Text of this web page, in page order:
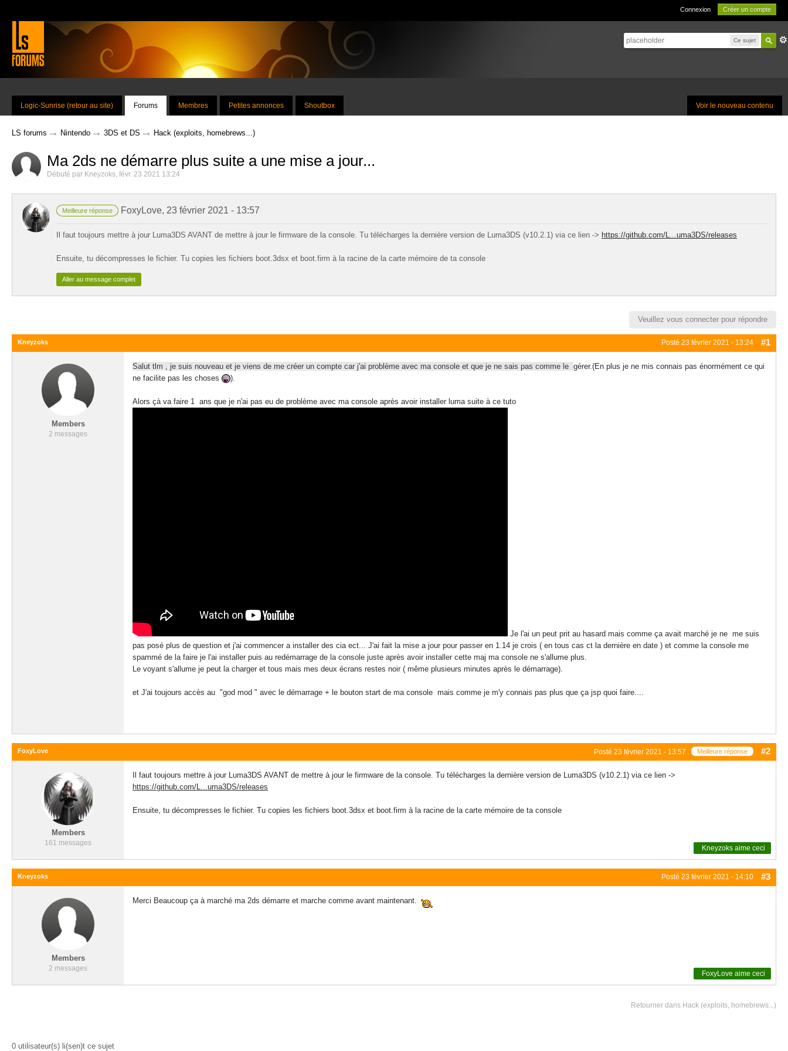
Connexion Créer un compte
Ce sujet
Voir le nouveau contenu
Logic-Sunrise (retour au site) Forums Membres Petites annonces Shoutbox
LS forums → Nintendo → 3DS et DS → Hack (exploits, homebrews...)
Ma 2ds ne démarre plus suite a une mise a jour...
Débuté par Kneyzoks, févr. 23 2021 13:24
Meilleure réponse FoxyLove, 23 février 2021 - 13:57
Il faut toujours mettre à jour Luma3DS AVANT de mettre à jour le firmware de la console. Tu télécharges la dernière version de Luma3DS (v10.2.1) via ce lien -> https://github.com/L...uma3DS/releases
Ensuite, tu décompresses le fichier. Tu copies les fichiers boot.3dsx et boot.firm à la racine de la carte mémoire de ta console
Aller au message complet
Veuillez vous connecter pour répondre
Posté 23 février 2021 - 13:24 #1
Kneyzoks
Members
2 messages
Salut tlm , je suis nouveau et je viens de me créer un compte car j'ai problème avec ma console et que je ne sais pas comme le gérer.(En plus je ne mis connais pas énormément ce qui
ne facilite pas les choses
).
Alors çà va faire 1 ans que je n'ai pas eu de problème avec ma console après avoir installer luma suite à ce tuto
Je l'ai un peut prit au hasard mais comme ça avait marché je ne me suis
pas posé plus de question et j'ai commencer a installer des cia ect... J'ai fait la mise a jour pour passer en 1.14 je crois ( en tous cas ct la dernière en date ) et comme la console me
spammé de la faire je l'ai installer puis au redémarrage de la console juste après avoir installer cette maj ma console ne s'allume plus.
Le voyant s'allume je peut la charger et tous mais mes deux écrans restes noir ( même plusieurs minutes après le démarrage).
et J'ai toujours accès au "god mod " avec le démarrage + le bouton start de ma console mais comme je m'y connais pas plus que ça jsp quoi faire....
Posté 23 février 2021 - 13:57 Meilleure réponse #2
FoxyLove
Members
161 messages
Il faut toujours mettre à jour Luma3DS AVANT de mettre à jour le firmware de la console. Tu télécharges la dernière version de Luma3DS (v10.2.1) via ce lien ->
https://github.com/L...uma3DS/releases
Ensuite, tu décompresses le fichier. Tu copies les fichiers boot.3dsx et boot.firm à la racine de la carte mémoire de ta console
Kneyzoks aime ceci
Posté 23 février 2021 - 14:10 #3
Kneyzoks
Members
2 messages
Merci Beaucoup ça à marché ma 2ds démarre et marche comme avant maintenant.
FoxyLove aime ceci
Retourner dans Hack (exploits, homebrews...)
0 utilisateur(s) li(sen)t ce sujet